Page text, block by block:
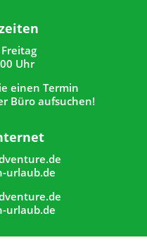
Uhr
einen Termin
Büro aufsuchen!
urlaub.de
urlaub.de